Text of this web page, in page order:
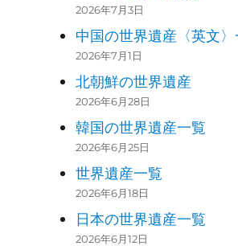
2026年7月3日
中国の世界遺産〈英文〉
2026年7月1日
北朝鮮の世界遺産
2026年6月28日
韓国の世界遺産一覧
2026年6月25日
世界遺産一覧
2026年6月18日
日本の世界遺産一覧
2026年6月12日